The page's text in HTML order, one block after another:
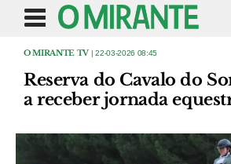
O MIRANTE TV | 22-03-2026 08:45
Reserva do Cavalo do
a receber jornada